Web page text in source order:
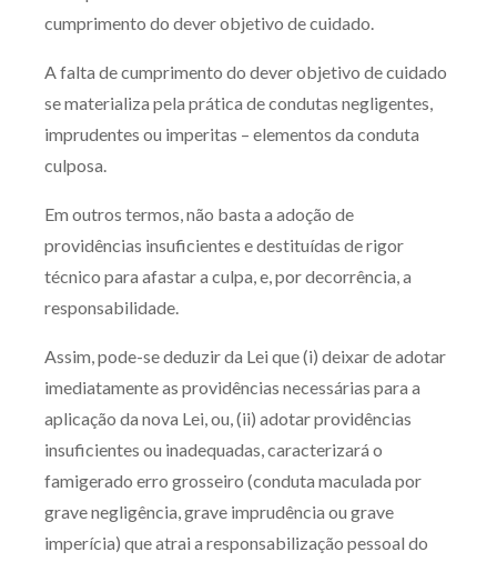
cumprimento do dever objetivo de cuidado.
A falta de cumprimento do dever objetivo de cuidado
se materializa pela prática de condutas negligentes,
imprudentes ou imperitas – elementos da conduta
culposa.
Em outros termos, não basta a adoção de
providências insuficientes e destituídas de rigor
técnico para afastar a culpa, e, por decorrência, a
responsabilidade.
Assim, pode-se deduzir da Lei que (i) deixar de adotar
imediatamente as providências necessárias para a
aplicação da nova Lei, ou, (ii) adotar providências
insuficientes ou inadequadas, caracterizará o
famigerado erro grosseiro (conduta maculada por
grave negligência, grave imprudência ou grave
imperícia) que atrai a responsabilização pessoal do